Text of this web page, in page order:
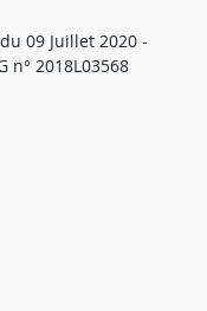
09 Juillet 2020 -
n° 2018L03568